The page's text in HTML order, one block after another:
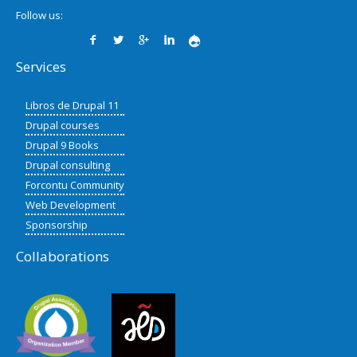
Follow us:
Services
Libros de Drupal 11
Drupal courses
Drupal 9 Books
Drupal consulting
Forcontu Community
Web Development
Sponsorship
Collaborations